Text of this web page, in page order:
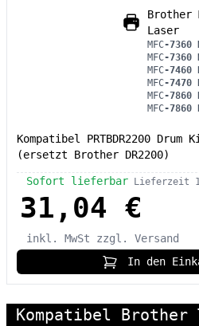
Brother
Laser
MFC-7360
MFC-7360
MFC-7460
MFC-7470
MFC-7860
MFC-7860
Kompatibel PRTBDR2200
(ersetzt Brother DR2200)
Sofort lieferbar Lieferzeit
31,04 €
inkl. MwSt
zzgl. Versand
In den
Kompatibel Brother